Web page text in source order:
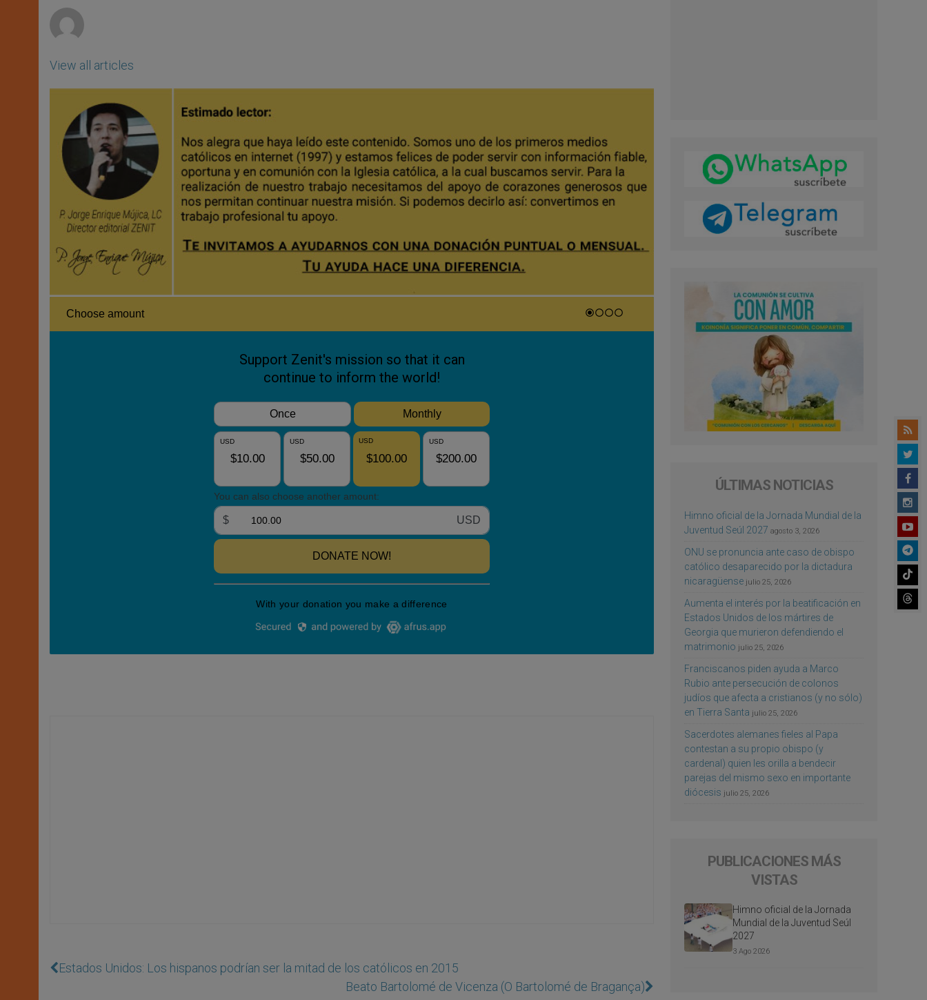
View all articles
Estados Unidos: Los hispanos podrían ser la mitad de los católicos en 2015
Beato Bartolomé de Vicenza (O Bartolomé de Bragança)
ÚLTIMAS NOTICIAS
Himno oficial de la Jornada Mundial de la
Juventud Seúl 2027 agosto 3, 2026
ONU se pronuncia ante caso de obispo
católico desaparecido por la dictadura
nicaragüense julio 25, 2026
Aumenta el interés por la beatificación en
Estados Unidos de los mártires de
Georgia que murieron defendiendo el
matrimonio julio 25, 2026
Franciscanos piden ayuda a Marco
Rubio ante persecución de colonos
judíos que afecta a cristianos (y no sólo)
en Tierra Santa julio 25, 2026
Sacerdotes alemanes fieles al Papa
contestan a su propio obispo (y
cardenal) quien les orilla a bendecir
parejas del mismo sexo en importante
diócesis julio 25, 2026
PUBLICACIONES MÁS
VISTAS
Himno oficial de la Jornada
Mundial de la Juventud Seúl
2027
3 Ago 2026